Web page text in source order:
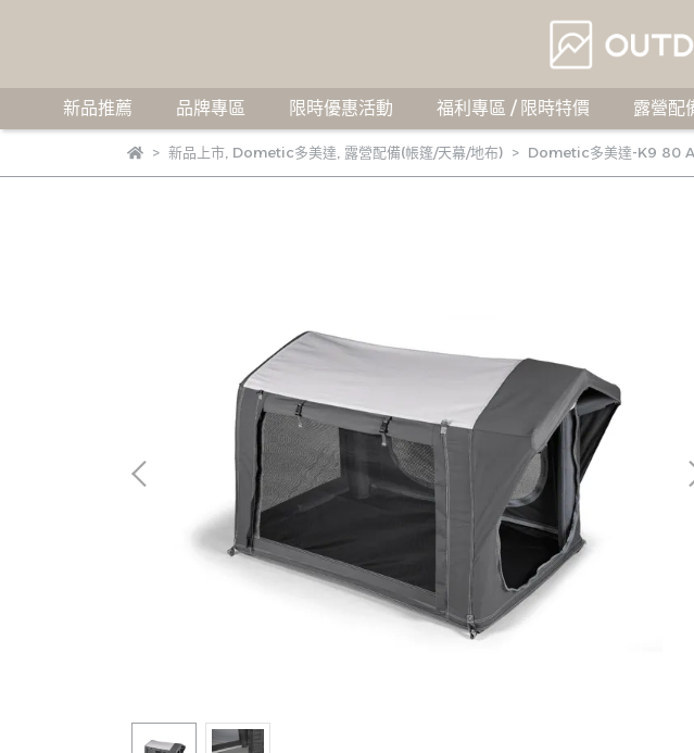
新品推薦 品牌專區 限時優惠活動 福利專區 / 限時特價 露營配
新品上市, Dometic多美達 露營配備(帳篷/天幕/地布) Dometic多美達-K9 80